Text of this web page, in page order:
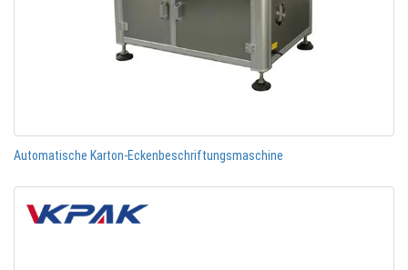
Automatische Karton-Eckenbeschriftungsmaschine